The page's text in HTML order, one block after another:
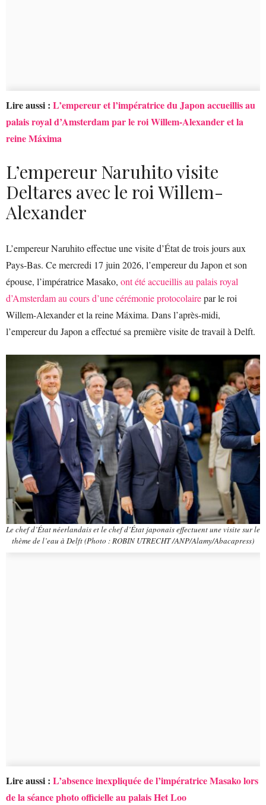
Lire aussi : L’empereur et l’impératrice du Japon accueillis au
palais royal d’Amsterdam par le roi Willem-Alexander et la
reine Máxima
L’empereur Naruhito visite
Deltares avec le roi Willem-
Alexander
L’empereur Naruhito effectue une visite d’État de trois jours aux
Pays-Bas. Ce mercredi 17 juin 2026, l’empereur du Japon et son
épouse, l’impératrice Masako, ont été accueillis au palais royal
d’Amsterdam au cours d’une cérémonie protocolairepar le roi
Willem-Alexander et la reine Máxima. Dans l’après-midi,
l’empereur du Japon a effectué sa première visite de travail à Delft.
Le chef d’État néerlandais et le chef d’État japonais effectuent une visite sur le
thème de l’eau à Delft (Photo : ROBIN UTRECHT /ANP/Alamy/Abacapress)
Lire aussi : L’absence inexpliquée de l’impératrice Masako lors
de la séance photo officielle au palais Het Loo